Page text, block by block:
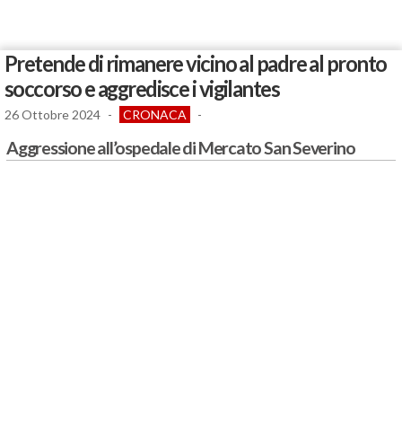
Pretende di rimanere vicino al padre al pronto
soccorso e aggredisce i vigilantes
26 Ottobre 2024 - CRONACA -
Aggressione all’ospedale di Mercato San Severino